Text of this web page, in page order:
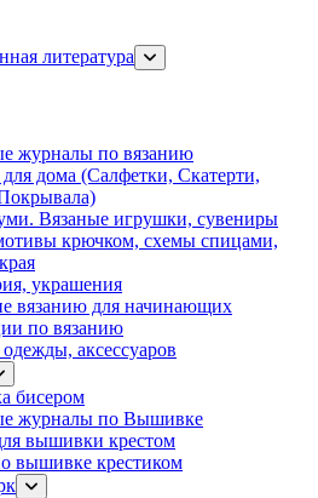
литература
журналы по вязанию
дома (Салфетки, Скатерти,
Вязаные игрушки, сувениры
крючком, схемы спицами,
украшения
вязанию для начинающих
по вязанию
аксессуаров
бисером
журналы по Вышивке
вышивки крестом
вышивке крестиком